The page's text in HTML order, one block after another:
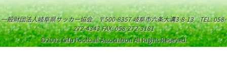
一般財団法人岐阜県サッカー協会 〒500-8357 岐阜市六条大溝3-8-13 TEL: 058-
272-4343 FAX: 058-272-3181
©2003 Gifu Football Association All Rights Reserved.